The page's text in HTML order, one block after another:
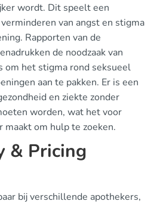
wordt. Dit speelt een
van angst en stigma
Rapporten van de
de noodzaak van
om het stigma rond seksueel
aan te pakken. Er is een
en ziekte zonder
worden, wat het voor
maakt om hulp te zoeken.
& Pricing
bij verschillende apothekers,